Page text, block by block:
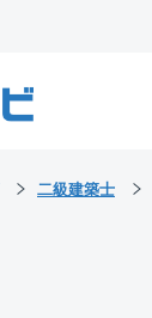
二級建築士